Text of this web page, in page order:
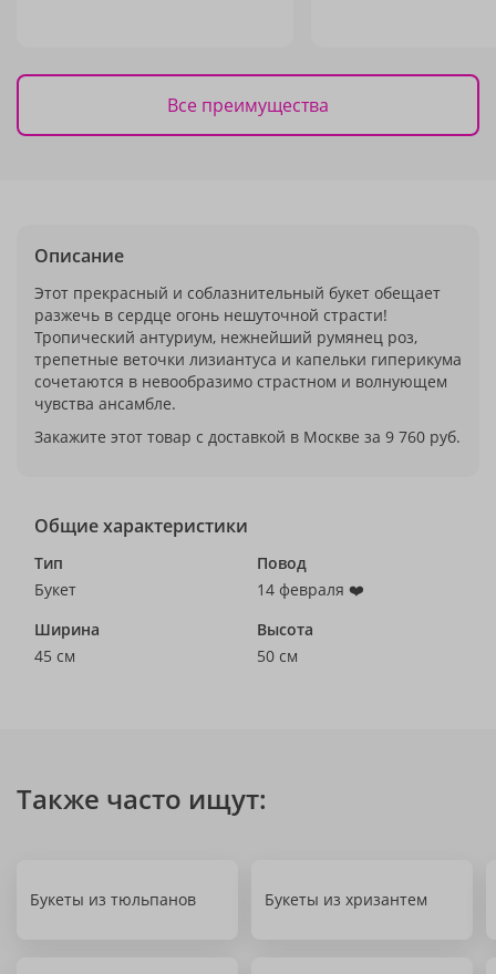
Все преимущества
Описание
Этот прекрасный и соблазнительный букет обещает
разжечь в сердце огонь нешуточной страсти!
Тропический антуриум, нежнейший румянец роз,
трепетные веточки лизиантуса и капельки гиперикума
сочетаются в невообразимо страстном и волнующем
чувства ансамбле.
Закажите этот товар с доставкой в Москве за 9 760 руб.
Общие характеристики
Тип
Букет
Повод
14 февраля ❤️
Ширина
45 см
Высота
50 см
Также часто ищут:
Букеты из тюльпанов Букеты из хризантем